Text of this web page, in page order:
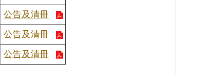
公告及清冊
公告及清冊
公告及清冊